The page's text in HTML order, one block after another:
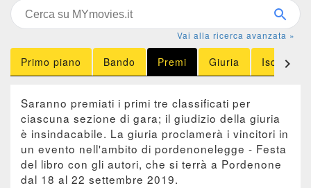
Vai alla ricerca avanzata »

Primo piano Bando Premi Giuria Iscrizione
Saranno premiati i primi tre classificati per
ciascuna sezione di gara; il giudizio della giuria
è insindacabile. La giuria proclamerà i vincitori in
un evento nell'ambito di pordenonelegge - Festa
del libro con gli autori, che si terrà a Pordenone
dal 18 al 22 settembre 2019.